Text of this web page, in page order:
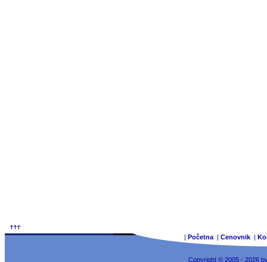
| Početna | Cenovnik |
Copyright © 2005 - 2026